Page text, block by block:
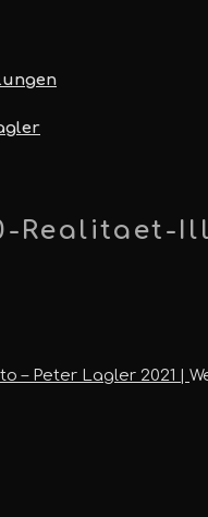
Realitaet-
– Peter Lagler 2021 |